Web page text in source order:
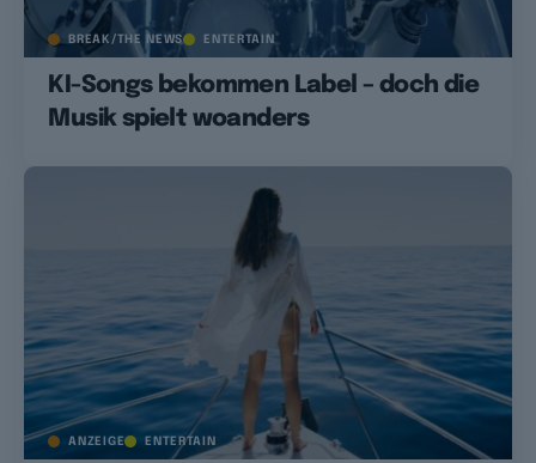
BREAK/THE NEWS ENTERTAIN
KI-Songs bekommen Label – doch die
Musik spielt woanders
ANZEIGE ENTERTAIN